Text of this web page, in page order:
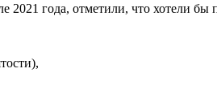
2021 года, отметили, что